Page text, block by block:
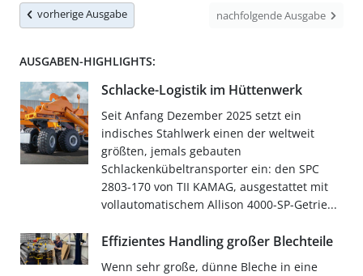
vorherige Ausgabe nachfolgende Ausgabe
AUSGABEN-HIGHLIGHTS:
Schlacke-Logistik im Hüttenwerk
Seit Anfang Dezember 2025 setzt ein
indisches Stahlwerk einen der weltweit
größten, jemals gebauten
Schlackenkübeltransporter ein: den SPC
2803-170 von TII KAMAG, ausgestattet mit
vollautomatischem Allison 4000-SP-Getrie...
Effizientes Handling großer Blechteile
Wenn sehr große, dünne Bleche in eine